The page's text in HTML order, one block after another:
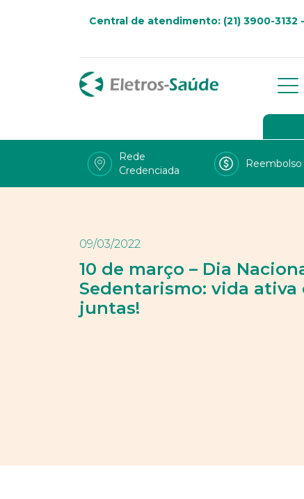
Central de atendimento: (21) 3900-3132 -
Rede
Credenciada
Reembolso
09/03/2022
10 de março – Dia
Sedentarismo: vida ativa
juntas!